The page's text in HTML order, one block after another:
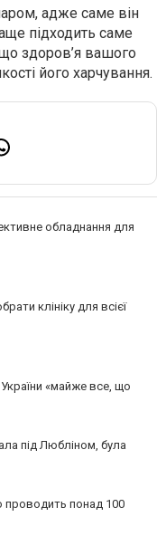
адже саме він
підходить саме
здоров’я вашого
його харчування.
обладнання для
клініку для всієї
«майже все, що
під Любліном, була
проводить понад 100